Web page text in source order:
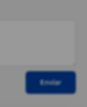
Enviar